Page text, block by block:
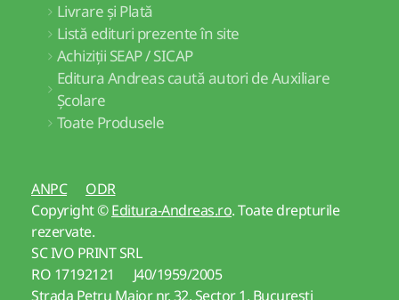
Livrare și Plată
Listă edituri prezente în site
Achiziții SEAP / SICAP
Editura Andreas caută autori de Auxiliare
Școlare
Toate Produsele
ANPC
ODR
Copyright ©Editura-Andreas.ro. Toate drepturile
rezervate.
SC IVO PRINT SRL
RO 17192121 J40/1959/2005
Strada Petru Maior nr. 32, Sector 1, Bucuresti